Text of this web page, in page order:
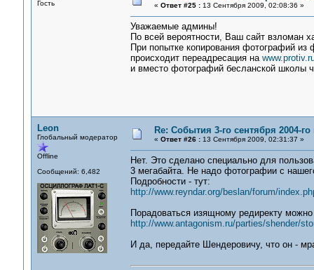
Гость « Ответ #25 :13 Сентября 2009, 02:08:36 »
Уважаемые админы!
По всей вероятности, Ваш сайт взломан
При попытке копирования фотографий
происходит переадресация на
и вместо фотографий бесланской школы
Leon
Глобальный модератор
Offline
Сообщений: 6,482
Re: События 3-го сентября 2004-
« Ответ #26 :13 Сентября 2009, 02:31:37 »
Нет. Это сделано специально для
3 мегабайта. Не надо фотографии с
Подробности - тут:
http://www.reyndar.org/beslan/forum/
Порадоваться изящному редиректу
http://www.antagonism.ru/parties/shender/
И да, передайте Шендеровичу, что он -